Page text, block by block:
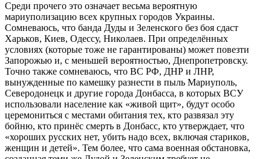
Среди прочего это означает весьма вероятную
мариуполизацию всех крупных городов Украины.
Сомневаюсь, что банда Дуды и Зеленского без боя сдаст
Харьков, Киев, Одессу, Николаев. При определённых
условиях (которые тоже не гарантированы) может повезти
Запорожью и, с меньшей вероятностью, Днепропетровску.
Точно также сомневаюсь, что ВС РФ, ДНР и ЛНР,
вынужденные по камешку разнести в пыль Мариуполь,
Северодонецк и другие города Донбасса, в которых ВСУ
использовали население как «живой щит», будут особо
церемониться с местами обитания тех, кто развязал эту
бойню, кто принёс смерть в Донбасс, кто утверждает, что
«хороших русских нет, убить надо всех, включая стариков,
женщин и детей». Тем более, что сама военная обстановка,